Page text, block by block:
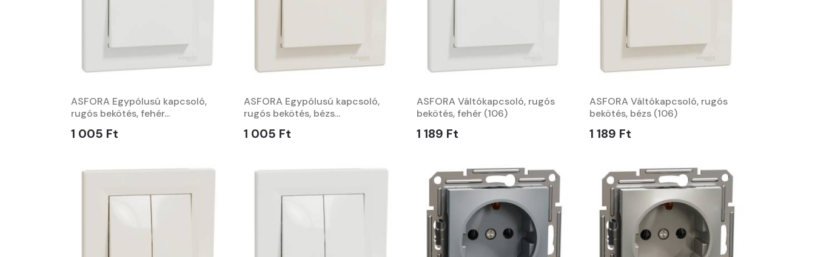
ASFORA Egypólusú kapcsoló,
rugós bekötés, fehér...
1 005 Ft
ASFORA Egypólusú kapcsoló,
rugós bekötés, bézs...
1 005 Ft
ASFORA Váltókapcsoló, rugós
bekötés, fehér (106)
1 189 Ft
ASFORA Váltókapcsoló, rugós
bekötés, bézs (106)
1 189 Ft